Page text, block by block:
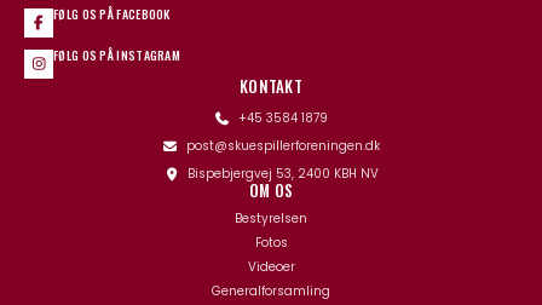
FØLG OS PÅ FACEBOOK
FØLG OS PÅ INSTAGRAM
KONTAKT
+45 3584 1879
post@skuespillerforeningen.dk
Bispebjergvej 53, 2400 KBH NV
OM OS
Bestyrelsen
Fotos
Videoer
Generalforsamling